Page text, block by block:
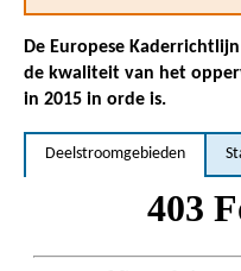
De Europese
de kwaliteit van het
in 2015 in orde is.
Deelstroomgebieden